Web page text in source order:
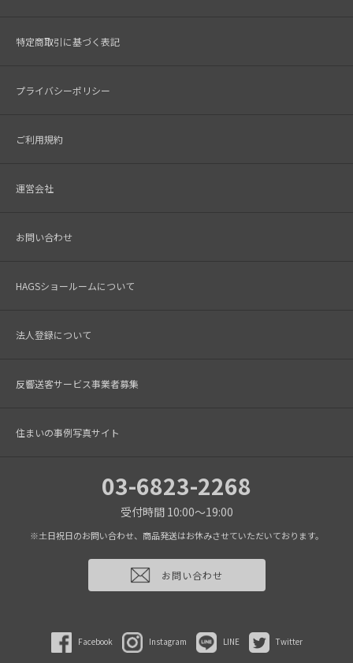
特定商取引に基づく表記
プライバシーポリシー
ご利用規約
運営会社
お問い合わせ
HAGSショールームについて
法人登録について
反響送客サービス事業者募集
住まいの事例写真サイト
03-6823-2268
受付時間 10:00～19:00
※土日祝日のお問い合わせ、商品発送はお休みさせていただいております。
お問い合わせ
Facebook Instagram LINE Twitter